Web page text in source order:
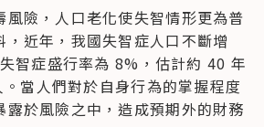
風險，人口老化使失智情形更為普
近年，我國失智症人口不斷增
智症盛行率為 8%，估計約 40 年
當人們對於自身行為的掌握程度
露於風險之中，造成預期外的財務